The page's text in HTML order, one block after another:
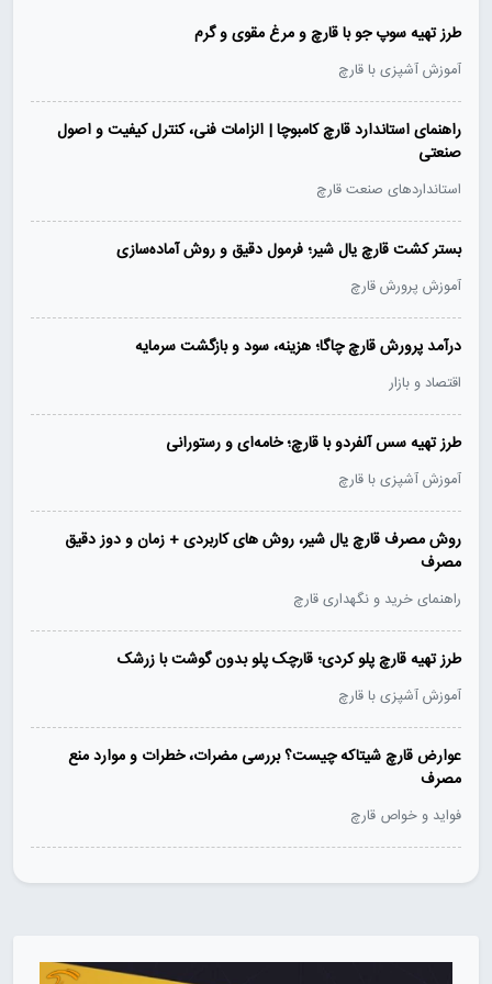
طرز تهیه سوپ جو با قارچ و مرغ مقوی و گرم
آموزش آشپزی با قارچ
راهنمای استاندارد قارچ کامبوچا | الزامات فنی، کنترل کیفیت و اصول
صنعتی
استانداردهای صنعت قارچ
بستر کشت قارچ یال شیر؛ فرمول دقیق و روش آماده‌سازی
آموزش پرورش قارچ
درآمد پرورش قارچ چاگا؛ هزینه، سود و بازگشت سرمایه
اقتصاد و بازار
طرز تهیه سس آلفردو با قارچ؛ خامه‌ای و رستورانی
آموزش آشپزی با قارچ
روش مصرف قارچ یال شیر، روش های کاربردی + زمان و دوز دقیق
مصرف
راهنمای خرید و نگهداری قارچ
طرز تهیه قارچ پلو کردی؛ قارچک پلو بدون گوشت با زرشک
آموزش آشپزی با قارچ
عوارض قارچ شیتاکه چیست؟ بررسی مضرات، خطرات و موارد منع
مصرف
فواید و خواص قارچ